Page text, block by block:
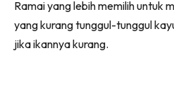
Ramai yang lebih memilih untuk
yang kurang tunggul-tunggul
jika ikannya kurang.